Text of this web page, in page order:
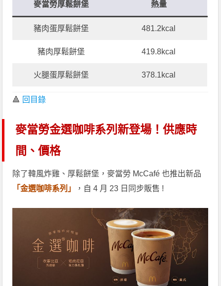
麥當勞厚鬆餅堡 熱量
豬肉蛋厚鬆餅堡 481.2kcal
豬肉厚鬆餅堡 419.8kcal
火腿蛋厚鬆餅堡 378.1kcal
🔺 回目錄
麥當勞金選咖啡系列新登場！供應時
間、價格
除了韓風炸雞、厚鬆餅堡，麥當勞 McCafé 也推出新品
「金選咖啡系列」
，自 4 月 23 日同步販售 !